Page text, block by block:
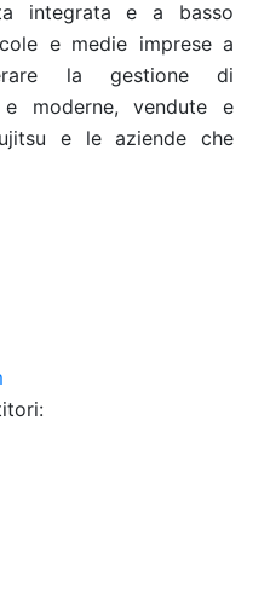
integrata e a basso
e medie imprese a
la gestione di
moderne, vendute e
e le aziende che